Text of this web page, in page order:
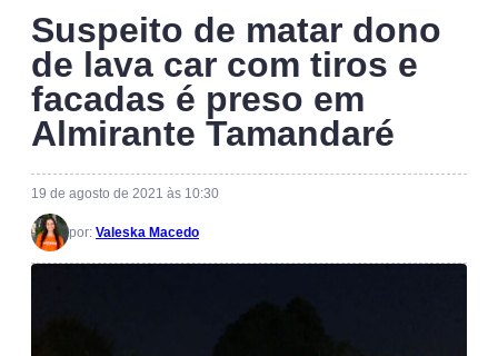
Suspeito de matar dono
de lava car com tiros e
facadas é preso em
Almirante Tamandaré
19 de agosto de 2021 às 10:30
por: Valeska Macedo